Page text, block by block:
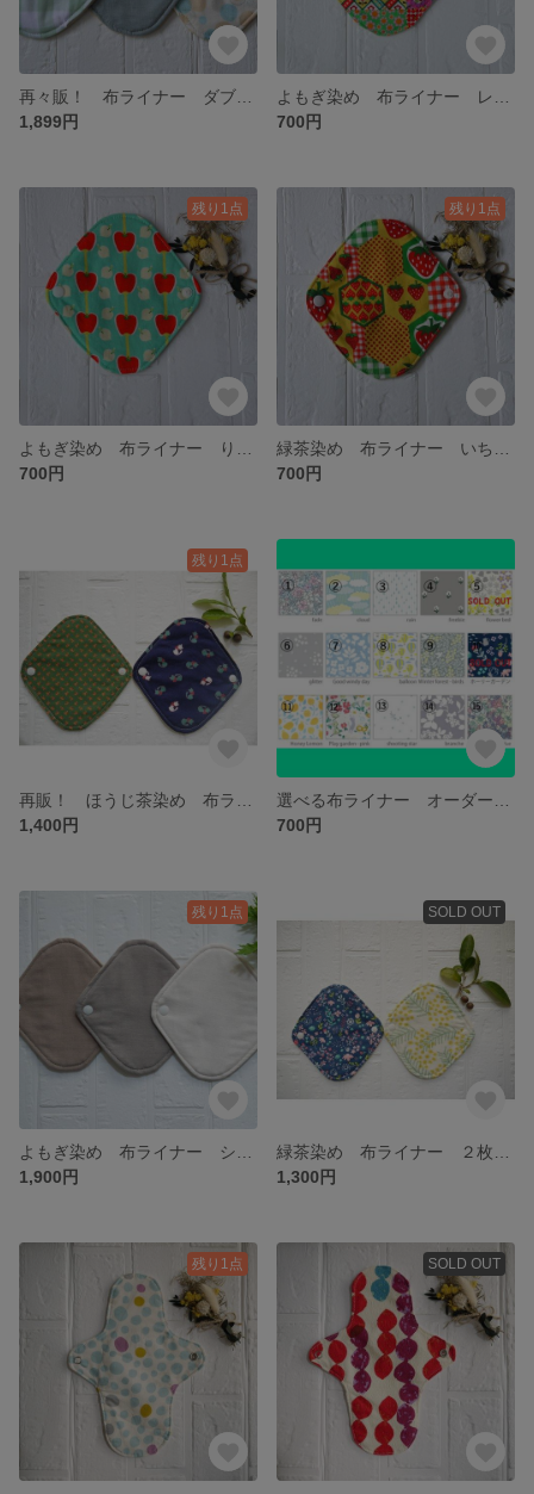
1,899円
700円
残り1点
700円
残り1点
700円
残り1点
1,400円
700円
残り1点
1,900円
SOLD OUT
1,300円
残り1点 SOLD OUT